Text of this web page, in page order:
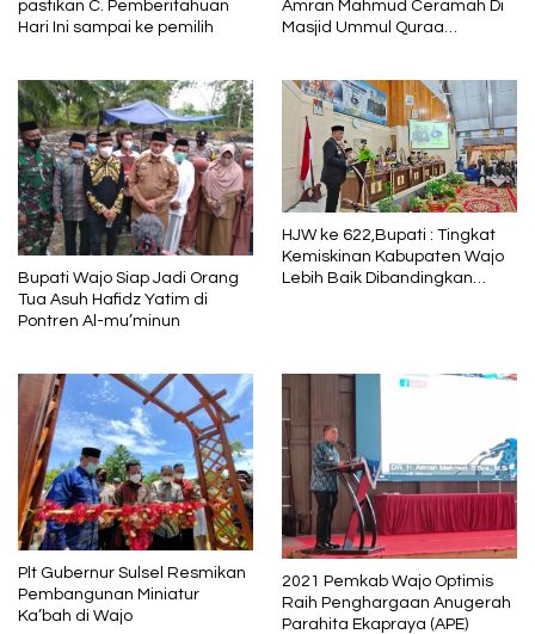
pastikan C. Pemberitahuan
Hari Ini sampai ke pemilih
Amran Mahmud Ceramah Di
Masjid Ummul Quraa
Bupati Wajo Siap Jadi Orang
Tua Asuh Hafidz Yatim di
Pontren Al-mu’minun
HJW ke 622,Bupati : Tingkat
Kemiskinan Kabupaten Wajo
Lebih Baik Dibandingkan
Plt Gubernur Sulsel Resmikan
Pembangunan Miniatur
Ka’bah di Wajo
2021 Pemkab Wajo Optimis
Raih Penghargaan Anugerah
Parahita Ekapraya (APE)